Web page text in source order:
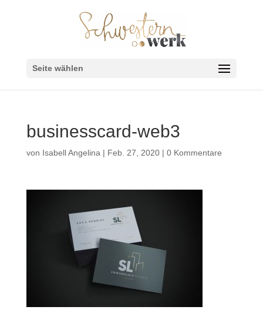
Seite wählen
businesscard-web3
von Isabell Angelina | Feb. 27, 2020| 0 Kommentare